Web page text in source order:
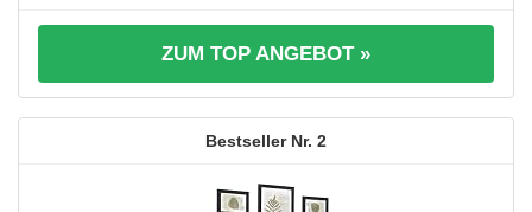
ZUM TOP ANGEBOT »
2